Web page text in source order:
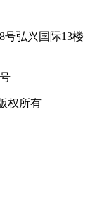
号弘兴国际13楼
权所有